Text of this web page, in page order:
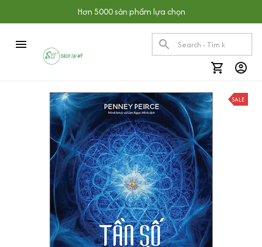
Hơn 5000 sản phẩm lựa chọn
SALE